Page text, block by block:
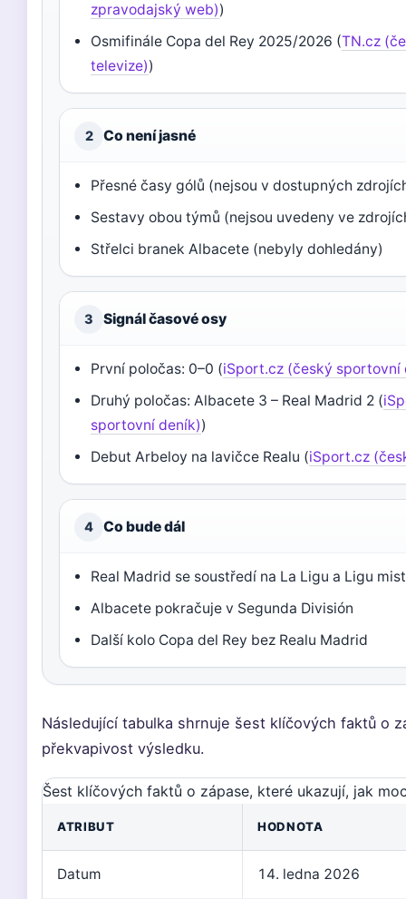
zpravodajský web))
Osmifinále Copa del Rey 2025/2026 (TN.cz
televize))
2 Co není jasné
Přesné časy gólů (nejsou v dostupných
Sestavy obou týmů (nejsou uvedeny ve
Střelci branek Albacete (nebyly dohledány)
3 Signál časové osy
První poločas: 0–0 (iSport.cz (český sportovní
Druhý poločas: Albacete 3 – Real Madrid 2 (
sportovní deník))
Debut Arbeloy na lavičce Realu (iSport.cz
4 Co bude dál
Real Madrid se soustředí na La Ligu a Ligu
Albacete pokračuje v Segunda División
Další kolo Copa del Rey bez Realu Madrid
Následující tabulka shrnuje šest klíčových faktů o
překvapivost výsledku.
Šest klíčových faktů o zápase, které ukazují, jak
ATRIBUT HODNOTA
Datum 14. ledna 2026